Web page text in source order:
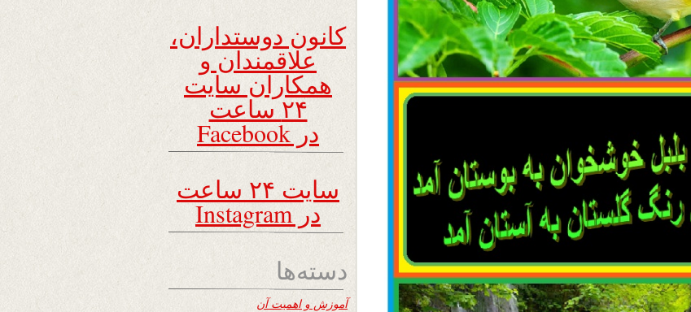
کانون دوستداران،
علاقمندان و
همکاران سایت
۲۴ ساعت
در Facebook
سایت ۲۴ ساعت
در Instagram
دسته‌ها
آموزش و اهمیت آن